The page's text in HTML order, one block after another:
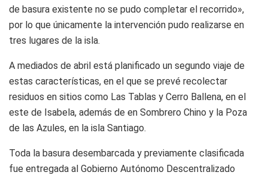
de basura existente no se pudo completar el recorrido»,
por lo que únicamente la intervención pudo realizarse en
tres lugares de la isla.
A mediados de abril está planificado un segundo viaje de
estas características, en el que se prevé recolectar
residuos en sitios como Las Tablas y Cerro Ballena, en el
este de Isabela, además de en Sombrero Chino y la Poza
de las Azules, en la isla Santiago.
Toda la basura desembarcada y previamente clasificada
fue entregada al Gobierno Autónomo Descentralizado